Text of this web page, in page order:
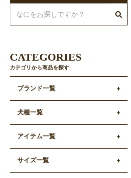
CATEGORIES
カテゴリから商品を探す
ブランド一覧
犬種一覧
アイテム一覧
サイズ一覧